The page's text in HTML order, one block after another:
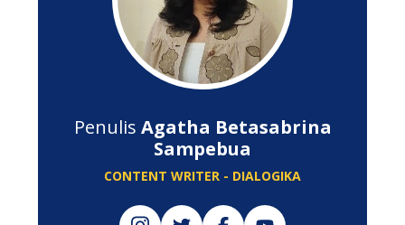
Penulis Agatha Betasabrina
Sampebua
CONTENT WRITER - DIALOGIKA